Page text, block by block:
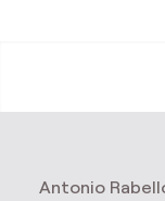
Antonio